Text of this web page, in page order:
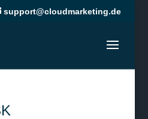
support@cloudmarketing.de